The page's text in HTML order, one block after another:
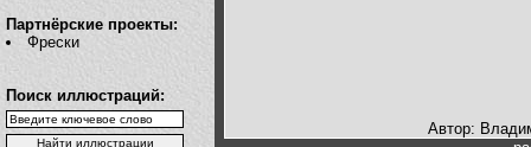
Партнёрские проекты:
Фрески
Поиск иллюстраций:
Автор: